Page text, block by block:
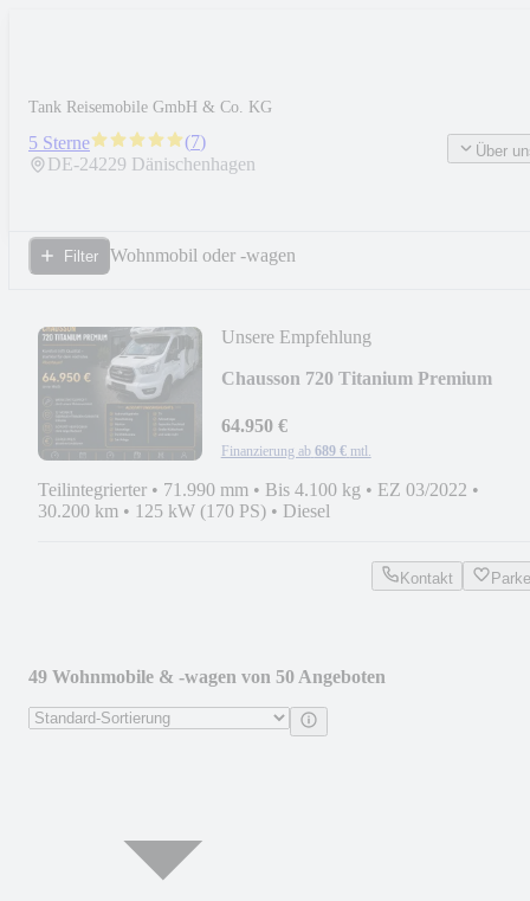
Tank Reisemobile GmbH & Co. KG
5 Sterne (7)
DE-24229 Dänischenhagen
Über
Filter Wohnmobil oder -wagen
Unsere Empfehlung
Chausson 720 Titanium Premium
64.950 €
Finanzierung ab 689 € mtl.
Teilintegrierter • 71.990 mm • Bis 4.100 kg • EZ 03/2022 •
30.200 km • 125 kW (170 PS) • Diesel
Kontakt
49 Wohnmobile & -wagen von 50 Angeboten